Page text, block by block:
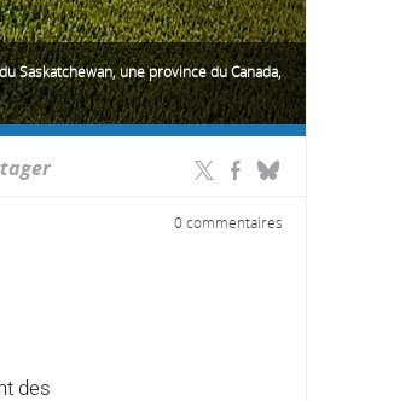
Saskatchewan, une province du Canada,
0 commentaires
des